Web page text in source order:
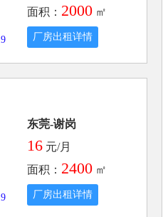
面积： 2000 ㎡
厂房出租详情
东莞-谢岗
16 元/月
面积： 2400 ㎡
厂房出租详情